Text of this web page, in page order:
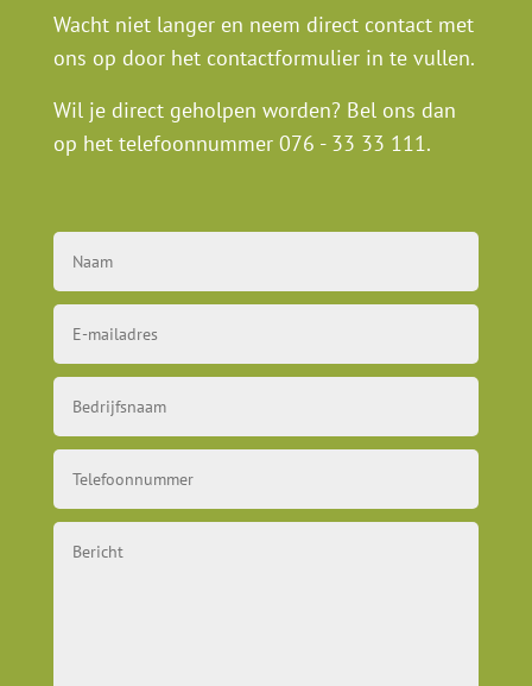
Wacht niet langer en neem direct contact met
ons op door het contactformulier in te vullen.
Wil je direct geholpen worden? Bel ons dan
op het telefoonnummer 076 - 33 33 111.